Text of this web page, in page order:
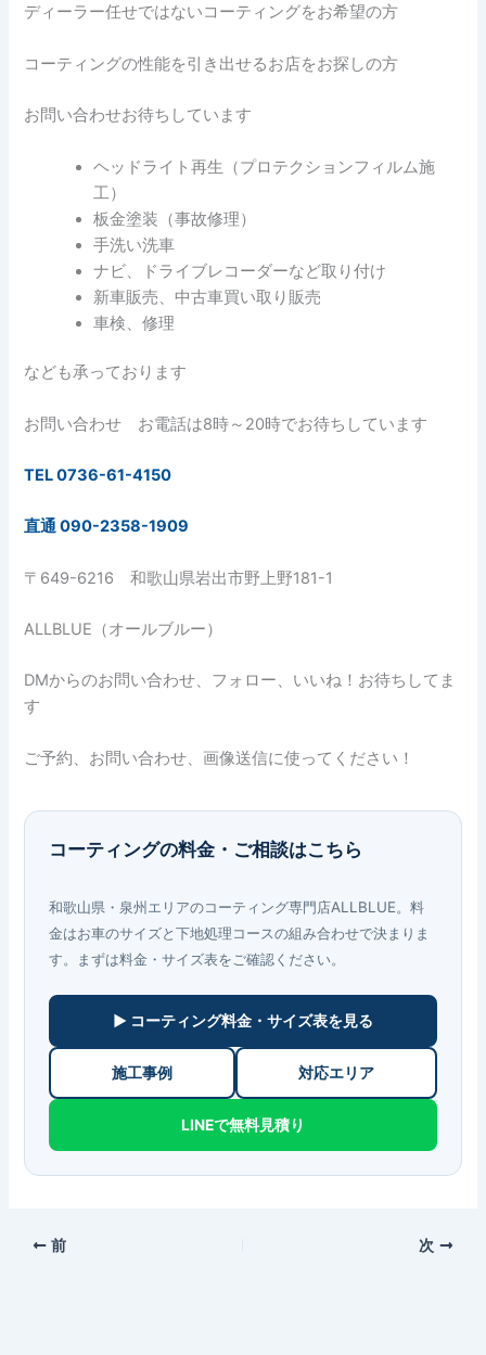
ディーラー任せではないコーティングをお希望の方
コーティングの性能を引き出せるお店をお探しの方
お問い合わせお待ちしています
ヘッドライト再生（プロテクションフィルム施
工）
板金塗装（事故修理）
手洗い洗車
ナビ、ドライブレコーダーなど取り付け
新車販売、中古車買い取り販売
車検、修理
なども承っております
お問い合わせ お電話は8時～20時でお待ちしています
TEL 0736-61-4150
直通 090-2358-1909
〒649-6216 和歌山県岩出市野上野181-1
ALLBLUE（オールブルー）
DMからのお問い合わせ、フォロー、いいね！お待ちしてま
す
ご予約、お問い合わせ、画像送信に使ってください！
コーティングの料金・ご相談はこちら
和歌山県・泉州エリアのコーティング専門店ALLBLUE。料
金はお車のサイズと下地処理コースの組み合わせで決まりま
す。まずは料金・サイズ表をご確認ください。
▶ コーティング料金・サイズ表を見る
施工事例 対応エリア
LINEで無料見積り
前 次